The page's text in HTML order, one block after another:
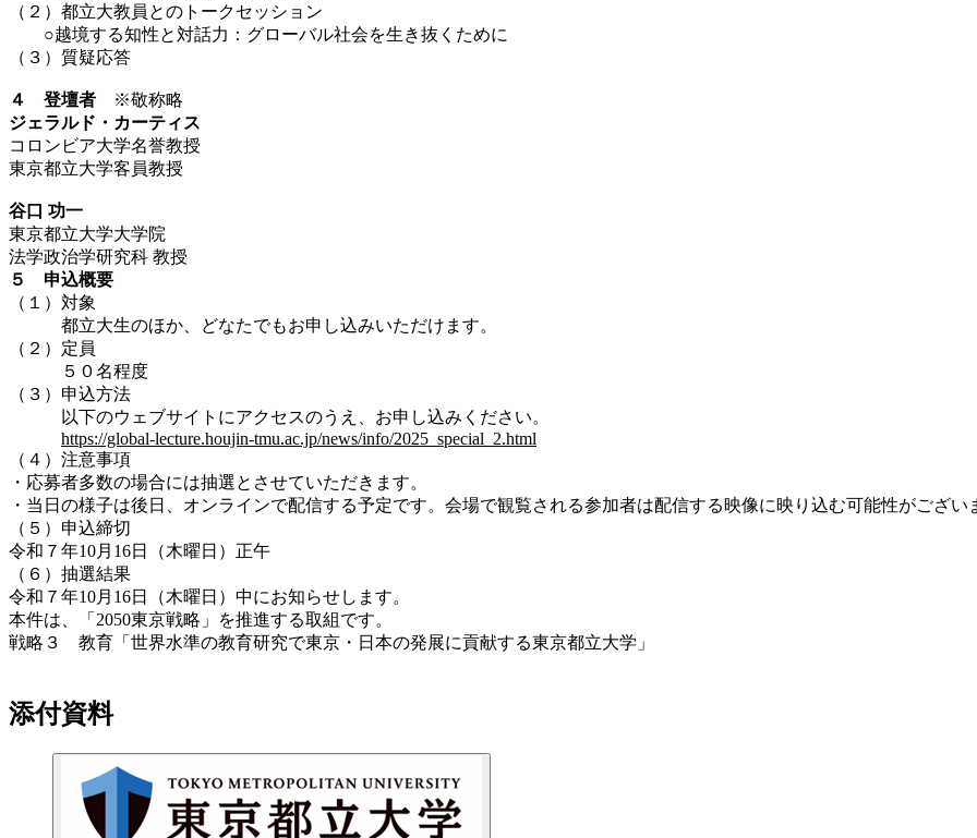
（２）都立大教員とのトークセッション
○越境する知性と対話力：グローバル社会を生き抜くために
（３）質疑応答
４ 登壇者
※敬称略
ジェラルド・カーティス
コロンビア大学名誉教授
東京都立大学客員教授
谷口 功一
東京都立大学大学院
法学政治学研究科 教授
５ 申込概要
（１）対象
都立大生のほか、どなたでもお申し込みいただけます。
（２）定員
５０名程度
（３）申込方法
以下のウェブサイトにアクセスのうえ、お申し込みください。
https://global-lecture.houjin-tmu.ac.jp/news/info/2025_special_2.html
（４）注意事項
・応募者多数の場合には抽選とさせていただきます。
・当日の様子は後日、オンラインで配信する予定です。会場で観覧される参加者は配信する映像に映り込む可能性がござい
（５）申込締切
令和７年10月16日（木曜日）正午
（６）抽選結果
令和７年10月16日（木曜日）中にお知らせします。
本件は、「2050東京戦略」を推進する取組です。
戦略３ 教育「世界水準の教育研究で東京・日本の発展に貢献する東京都立大学」
添付資料